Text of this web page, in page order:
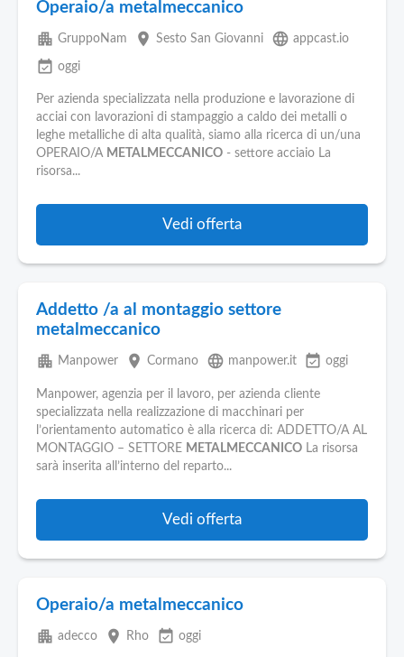
Operaio/a metalmeccanico
apartment GruppoNam place Sesto San Giovanni language appcast.io
event_available oggi
Per azienda specializzata nella produzione e lavorazione di
acciai con lavorazioni di stampaggio a caldo dei metalli o
leghe metalliche di alta qualità, siamo alla ricerca di un/una
OPERAIO/A METALMECCANICO - settore acciaio La
risorsa...
Vedi offerta
Addetto /a al montaggio settore
metalmeccanico
apartment Manpower place Cormano language manpower.it event_available oggi
Manpower, agenzia per il lavoro, per azienda cliente
specializzata nella realizzazione di macchinari per
l’orientamento automatico è alla ricerca di: ADDETTO/A AL
MONTAGGIO – SETTORE METALMECCANICO La risorsa
sarà inserita all’interno del reparto...
Vedi offerta
Operaio/a metalmeccanico
apartment adecco place Rho event_available oggi